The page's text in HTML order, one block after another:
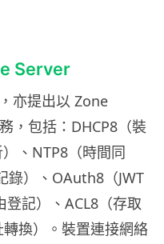
Server
亦提出以 Zone
，包括：DHCP8（裝
、NTP8（時間同
錄）、OAuth8（JWT
記）、ACL8（存取
換）。裝置連接網絡